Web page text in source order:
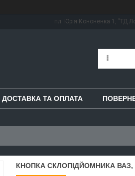
пл. Юрія Кононенка 1, "ТД
ДОСТАВКА ТА ОПЛАТА
КНОПКА СКЛОПІДЙОМНИКА ВАЗ,